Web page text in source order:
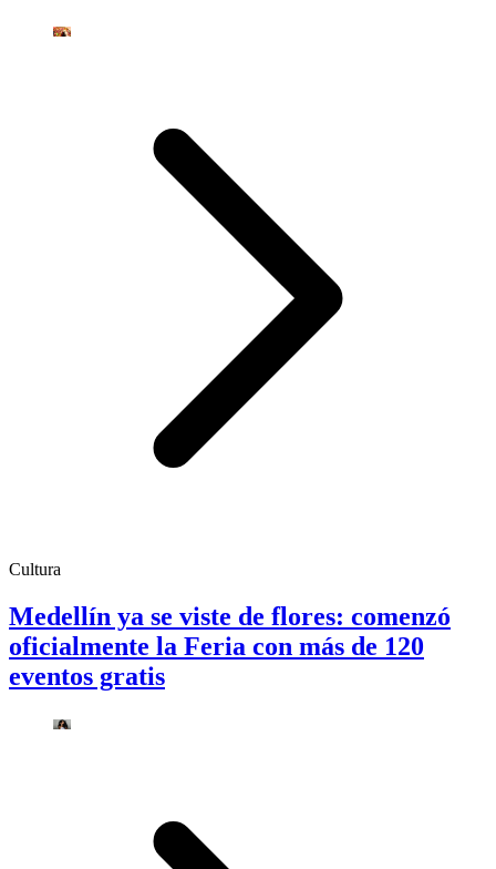
Cultura
Medellín ya se viste de flores: comenzó
oficialmente la Feria con más de 120
eventos gratis